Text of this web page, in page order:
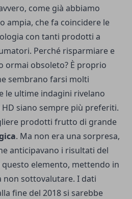
come già abbiamo
ampia, che fa coincidere le
con tanti prodotti a
Perché risparmiare e
ormai obsoleto? È proprio
sembrano farsi molti
le ultime indagini rivelano
siano sempre più preferiti.
prodotti frutto di grande
. Ma non era una sorpresa,
anticipavano i risultati del
questo elemento, mettendo in
non sottovalutare. I dati
fine del 2018 si sarebbe